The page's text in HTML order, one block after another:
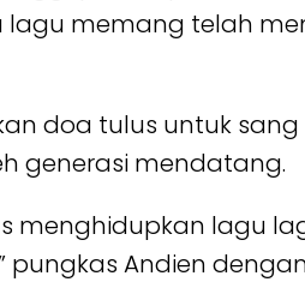
lagu memang telah
doa tulus untuk
generasi mendatang.
menghidupkan lagu
pungkas Andien